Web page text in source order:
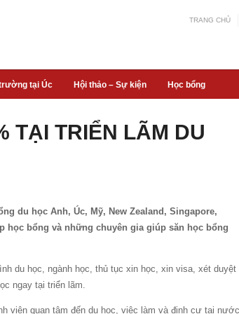
TRANG CHỦ
tại Úc Hội thảo – Sự kiện Học bổng
TẠI TRIỂN LÃM DU
du học Anh, Úc, Mỹ, New Zealand, Singapore,
học bổng và những chuyên gia giúp săn học bổng
du học, ngành học, thủ tục xin học, xin visa, xét duyệt
ngay tại triển lãm.
viên quan tâm đến du học, việc làm và định cư tại nước